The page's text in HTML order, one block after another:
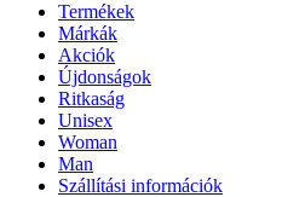
Termékek
Márkák
Akciók
Újdonságok
Ritkaság
Unisex
Woman
Man
Szállítási információk